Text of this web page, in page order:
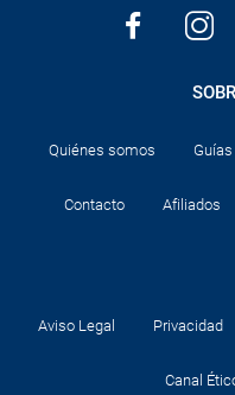
Quiénes somos
Contacto Afiliados
Aviso Legal Privacidad
Canal